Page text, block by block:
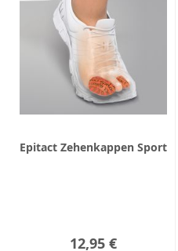
Epitact Zehenkappen Sport
12,95 €